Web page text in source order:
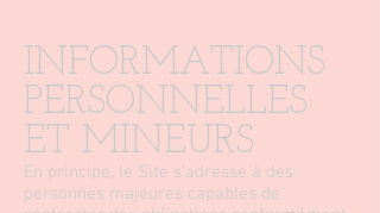
INFORMATIONS
PERSONNELLES
ET MINEURS
En principe, le Site s’adresse à des
personnes majeures capables de